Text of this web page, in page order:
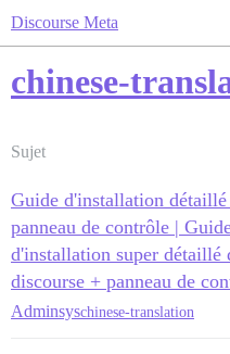
Discourse Meta
chinese-
Sujet
Guide d'installation
panneau de contrôle |
d'installation super détaillé
discourse + panneau de
Adminsyschinese-translation